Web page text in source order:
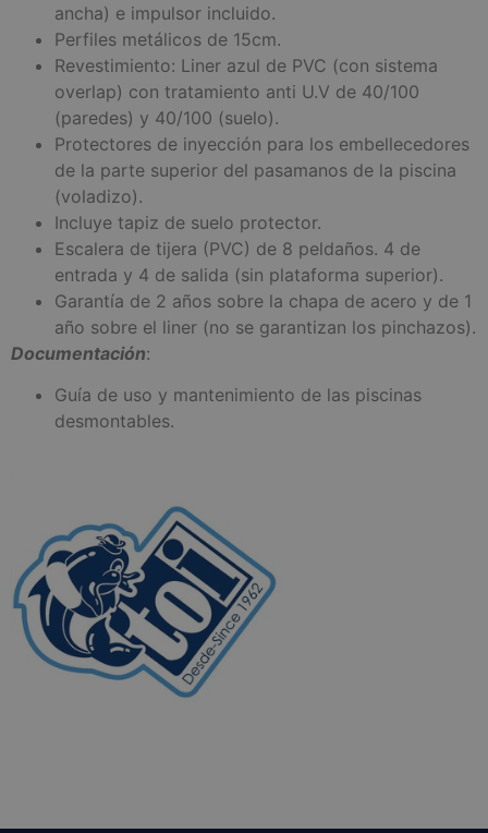
ancha) e impulsor incluido.
Perfiles metálicos de 15cm.
Revestimiento: Liner azul de PVC (con sistema
overlap) con tratamiento anti U.V de 40/100
(paredes) y 40/100 (suelo).
Protectores de inyección para los embellecedores
de la parte superior del pasamanos de la piscina
(voladizo).
Incluye tapiz de suelo protector.
Escalera de tijera (PVC) de 8 peldaños. 4 de
entrada y 4 de salida (sin plataforma superior).
Garantía de 2 años sobre la chapa de acero y de 1
año sobre el liner (no se garantizan los pinchazos).
Documentación:
Guía de uso y mantenimiento de las piscinas
desmontables.